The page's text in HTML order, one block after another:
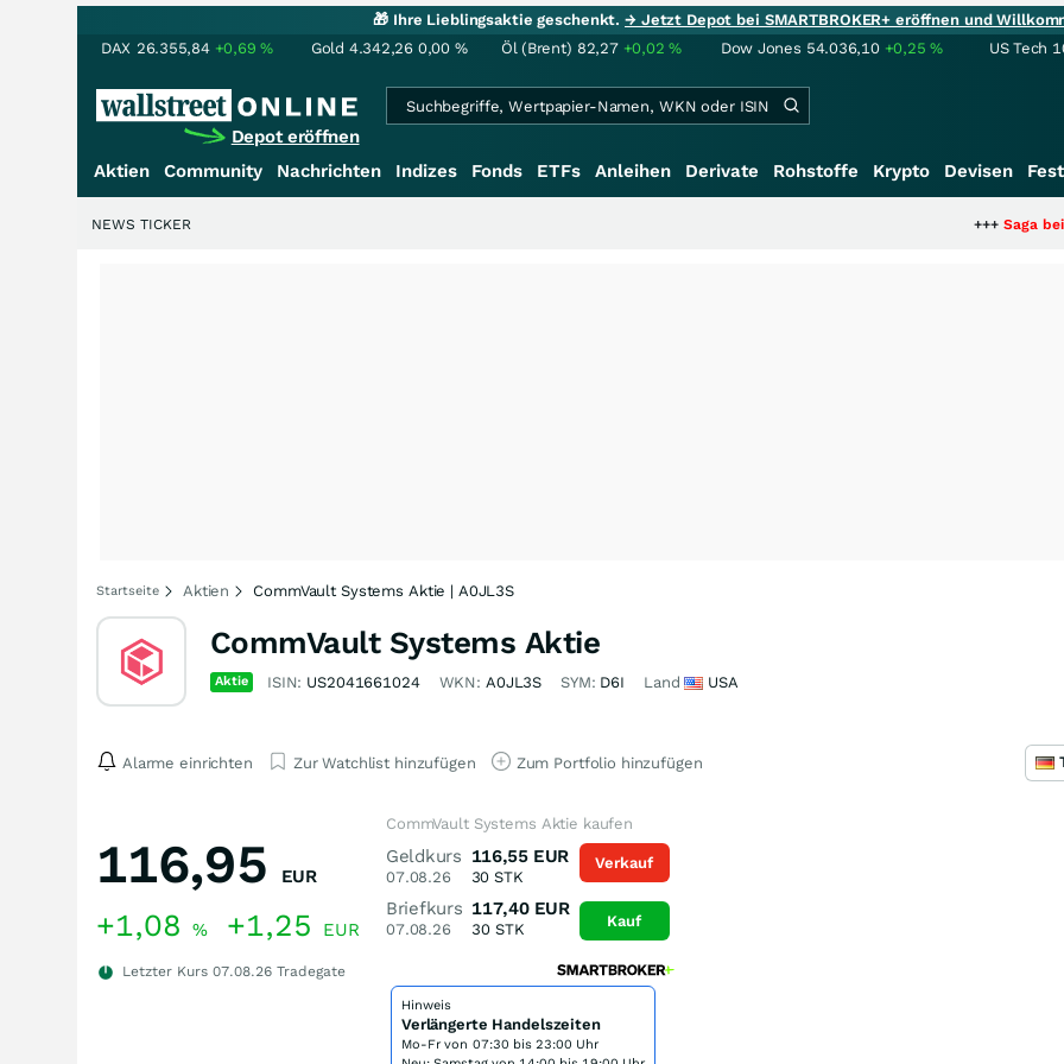
🎁 Ihre Lieblingsaktie geschenkt.→ Jetzt Depot bei SMARTBROKER+ eröffnen und
DAX 26.355,84 +0,69% Gold 4.342,26 0,00 % Öl (Brent) 82,27 +0,02% Dow Jones 54.036,10 +0,25% US Tech
Depot eröffnen
Aktien Community Nachrichten Indizes Fonds ETFs Anleihen Derivate Rohstoffe Krypto Devisen
Saga bei 0,53
NEWS TICKER
Startseite Aktien CommVault Systems Aktie | A0JL3S
CommVault Systems Aktie
Aktie ISIN: US2041661024 WKN: A0JL3S SYM: D6I Land USA
Alarme einrichten Zur Watchlist hinzufügen Zum Portfolio hinzufügen
116,95 EUR
+1,08 % +1,25 EUR
Letzter Kurs 07.08.26 Tradegate
CommVault Systems Aktie kaufen
Geldkurs
07.08.26
116,55 EUR
30 STK
Briefkurs
07.08.26
117,40 EUR
30 STK
Verkauf
Kauf
Hinweis
Verlängerte Handelszeiten
Mo-Fr von 07:30 bis 23:00 Uhr